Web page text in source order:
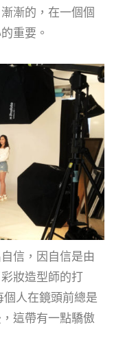
漸的，在一個個
重要。
信，因自信是由
妝造型師的打
人在鏡頭前總是
這帶有一點驕傲